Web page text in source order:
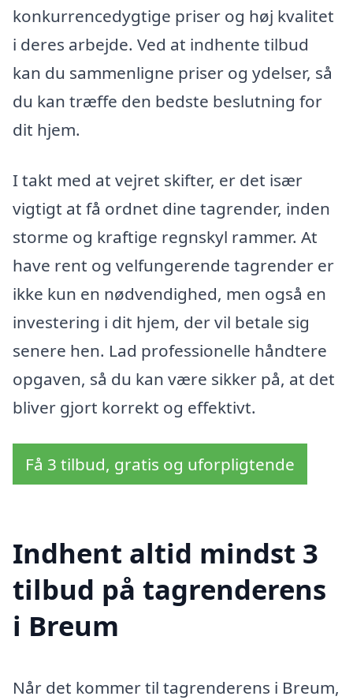
konkurrencedygtige priser og høj kvalitet
i deres arbejde. Ved at indhente tilbud
kan du sammenligne priser og ydelser, så
du kan træffe den bedste beslutning for
dit hjem.
I takt med at vejret skifter, er det især
vigtigt at få ordnet dine tagrender, inden
storme og kraftige regnskyl rammer. At
have rent og velfungerende tagrender er
ikke kun en nødvendighed, men også en
investering i dit hjem, der vil betale sig
senere hen. Lad professionelle håndtere
opgaven, så du kan være sikker på, at det
bliver gjort korrekt og effektivt.
Få 3 tilbud, gratis og uforpligtende
Indhent altid mindst 3
tilbud på tagrenderens
i Breum
Når det kommer til tagrenderens i Breum,